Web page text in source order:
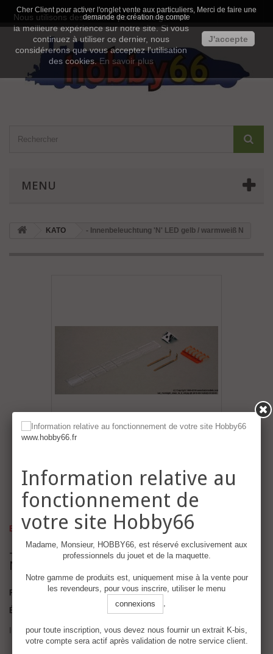
Cher Client pour activer l'onglet vente aux particuliers, Merci de faire une
demande de création de compte
Connexion
Contactez-nous
MENU
KATO - Innenbeleuchtung 'N' LED gelb / warmweiß N
Exclusivité web !
- Innenbeleuchtung 'N' LED gelb / warmweiß
N
Référence
K11213
État :
Innenbeleuchtung 'N' LED gelb / warmweiß N
Nous utilisons des cookies pour vous garantir
la meilleure expérience sur notre site. Si vous
continuez à utiliser ce dernier, nous
considérerons que vous acceptez l'utilisation
des cookies.En savoir plus
J'accepte
www.hobby66.fr
Information relative au
fonctionnement de
votre site Hobby66
Madame, Monsieur, HOBBY66, est réservé exclusivement aux
professionnels du jouet et de la maquette.
Notre gamme de produits est, uniquement mise à la vente pour
les revendeurs, pour vous inscrire, utiliser le menu
connexions
,
pour toute inscription, vous devez nous fournir un extrait K-bis,
votre compte sera actif après validation de notre service client.